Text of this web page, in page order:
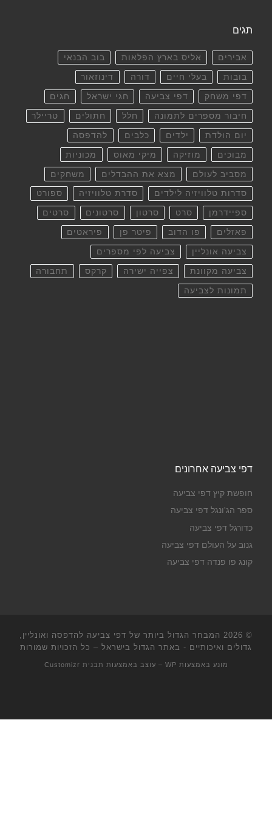
תגים
אבירים אליס בארץ הפלאות בוב הבנאי
בובות בעלי חיים דורה דינוזאור
דפי משחק דפי צביעה חגי ישראל חגים
חיבור מספרים לתמונה חלל חתולים טריילר
יום הולדת ילדים כלבים להדפסה
מבוכים מוזיקה מיקי מאוס מכוניות
מסביב לעולם מצא את ההבדלים משחקים
סדרות טלוויזיה לילדים סדרת טלוויזיה ספורט
ספיידרמן סרט סרטון סרטונים סרטים
פאזלים פו הדוב פיטר פן פיראטים
צביעה אונליין צביעה לפי מספרים
צביעה מקוונת צפייה ישירה קרקס תחבורה
תמונות לצביעה
דפי צביעה אחרונים
חופשת קיץ דפי צביעה
ספר הג'ונגל דפי צביעה
כדורגל דפי צביעה
גנוב על העולם דפי צביעה
קונג פו פנדה דפי צביעה
© 2026
המבחר הגדול ביותר של דפי צביעה להדפסה ואונליין,
גדולים ואיכותיים - באתר הגדול בישראל – כל הזכויות שמורות
מונע באמצעות WP – עוצב באמצעות תבנית Customizr